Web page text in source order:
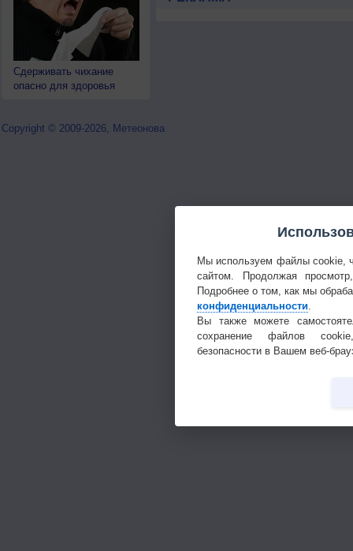
Сдерживать чихание
опасно для здоровья
Copyright © 2009-2026, Метеонова
Мы используем файлы cookie,
сайтом. Продолжая
Подробнее о том, как мы
конфиденциальности.
Вы также можете
сохранение файлов
безопасности в Вашем веб-